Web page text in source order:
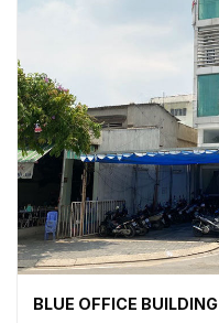
BLUE OFFICE BUILDING